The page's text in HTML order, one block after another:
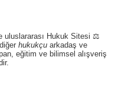
uluslararası Hukuk Sitesi ⚖️
hukukçu arkadaş ve
eğitim ve bilimsel alışveriş